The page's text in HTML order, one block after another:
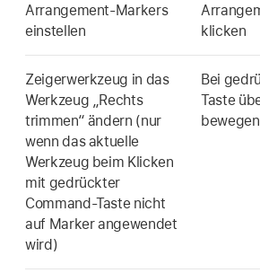
Arrangement-Markers
einstellen
klicken
Zeigerwerkzeug in das
Werkzeug „Rechts
trimmen“ ändern (nur
wenn das aktuelle
Werkzeug beim Klicken
mit gedrückter
Command-Taste nicht
auf Marker angewendet
wird)
Bei
Taste
bewegen